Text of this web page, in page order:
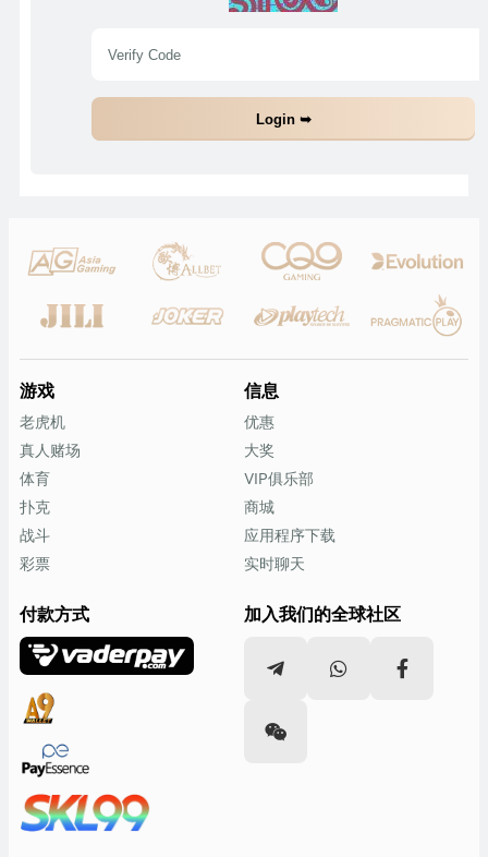
游戏
老虎机
真人赌场
体育
扑克
战斗
彩票
信息
优惠
大奖
VIP俱乐部
商城
应用程序下载
实时聊天
付款方式 加入我们的全球社区